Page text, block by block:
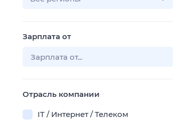
Зарплата от
Отрасль компании
IT / Интернет / Телеком